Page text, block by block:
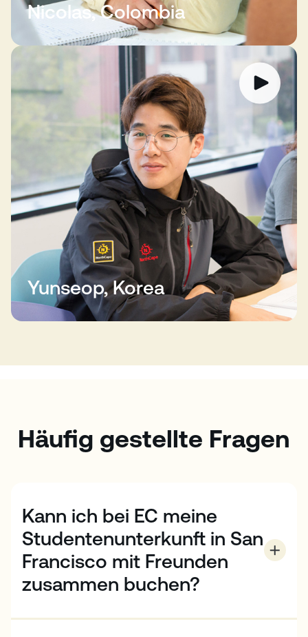
Nicolas, Colombia
Yunseop, Korea
Häufig gestellte Fragen
Kann ich bei EC meine
Studentenunterkunft in San
Francisco mit Freunden
zusammen buchen?
der EC San Francisco studieren, können Sie sich in